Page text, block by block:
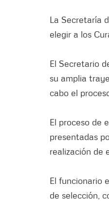
La Secretaría
elegir a los
El Secretario
su amplia
cabo el
El proceso de
presentadas
realización de
El funcionario
de selección,